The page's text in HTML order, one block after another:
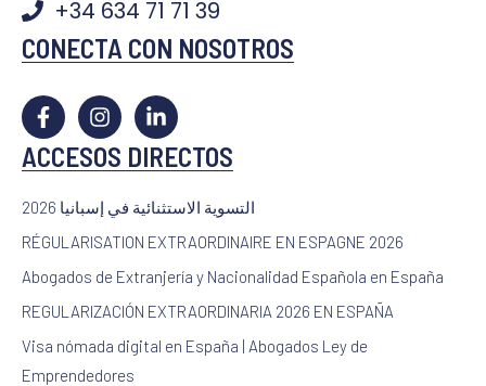
+34 634 71 71 39
CONECTA CON NOSOTROS
ACCESOS DIRECTOS
2026 التسوية الاستثنائية في إسبانيا
RÉGULARISATION EXTRAORDINAIRE EN ESPAGNE 2026
Abogados de Extranjería y Nacionalidad Española en España
REGULARIZACIÓN EXTRAORDINARIA 2026 EN ESPAÑA
Visa nómada digital en España | Abogados Ley de
Emprendedores